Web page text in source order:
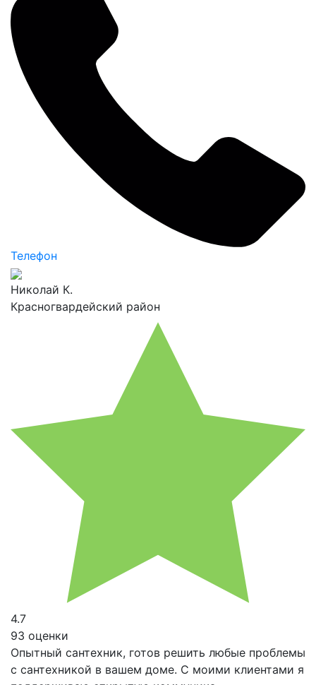
Телефон
Николай К.
Красногвардейский район
4.7
93 оценки
Опытный сантехник, готов решить любые проблемы
с сантехникой в вашем доме. С моими клиентами я